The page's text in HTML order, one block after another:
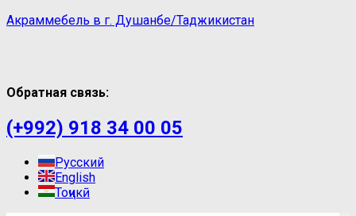
Акраммебель в г. Душанбе/Таджикистан
Обратная связь:
(+992) 918 34 00 05
Русский
English
Тоҷикӣ